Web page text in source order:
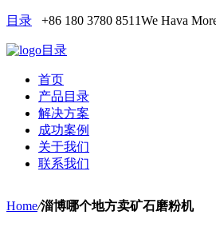
目录 +86 180 3780 8511We Hava
目录
首页
产品目录
解决方案
成功案例
关于我们
联系我们
Home/淄博哪个地方卖矿石磨粉机